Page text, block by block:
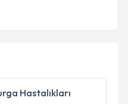
ilişkinAydınlatma
verilerimin belirtilen
ediyorum.
Hastalıkları